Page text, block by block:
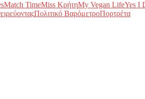
Match TimeMiss ΚρήτηMy Vegan LifeYes I
Πολιτικό ΒαρόμετροΠορτρέτα